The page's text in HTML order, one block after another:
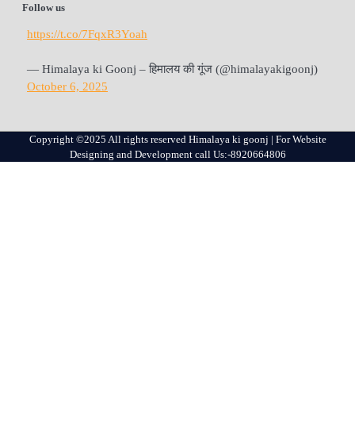
Follow us
https://t.co/7FqxR3Yoah
— Himalaya ki Goonj – हिमालय की गूंज (@himalayakigoonj)
October 6, 2025
Copyright ©2025 All rights reserved Himalaya ki goonj | For Website
Designing and Development call Us:-8920664806